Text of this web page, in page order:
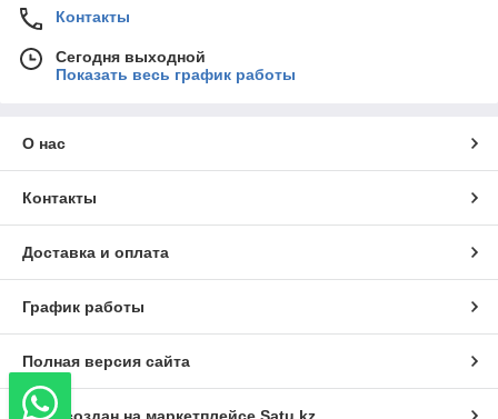
Контакты
Сегодня выходной
Показать весь график работы
О нас
Контакты
Доставка и оплата
График работы
Полная версия сайта